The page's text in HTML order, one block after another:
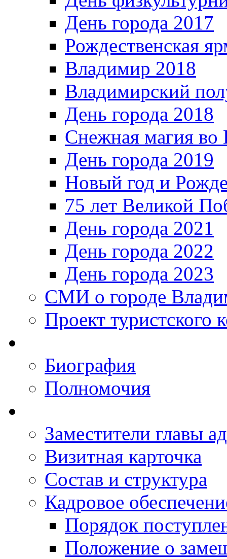
День города 2017
Рождественская
Владимир 2018
Владимирский
День города 2018
Снежная магия во
День города 2019
Новый год и
75 лет Великой
День города 2021
День города 2022
День города 2023
СМИ о городе
Проект туристского
Биография
Полномочия
Заместители главы
Визитная карточка
Состав и структура
Кадровое
Порядок
Положение о